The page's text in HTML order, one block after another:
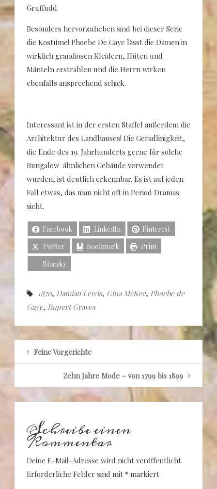
Gruffudd.
Besonders hervorzuheben sind bei dieser Serie
die Kostüme! Phoebe De Gaye lässt die Damen in
wirklich grandiosen Kleidern, Hüten und
Mänteln erstrahlen und die Herrn wirken
ebenfalls ansprechend schick.
Interessant ist in der ersten Staffel außerdem die
Architektur des Landhauses! Die Geradlinigkeit,
die Ende des 19. Jahrhunderts gerne für solche
Bungalow-ähnlichen Gebäude verwendet
wurden, ist deutlich erkennbar. Es ist auf jeden
Fall etwas, das man nicht oft in Period Dramas
sieht.
Facebook LinkedIn
Pinterest
Twitter
Bookmark
Print
Bluesky
1870, Damian Lewis, Gina McKee, Phoebe de
Gaye, Rupert Graves
Feine Vorgerichte
Zehn Jahre Mode – von 1799 bis 1899
Schreibe einen
Kommentar
Deine E-Mail-Adresse wird nicht veröffentlicht.
Erforderliche Felder sind mit * markiert